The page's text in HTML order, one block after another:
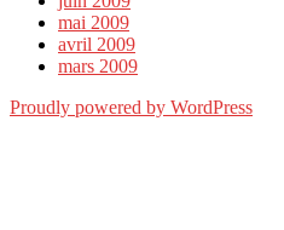
mai 2009
avril 2009
mars 2009
Proudly powered by WordPress